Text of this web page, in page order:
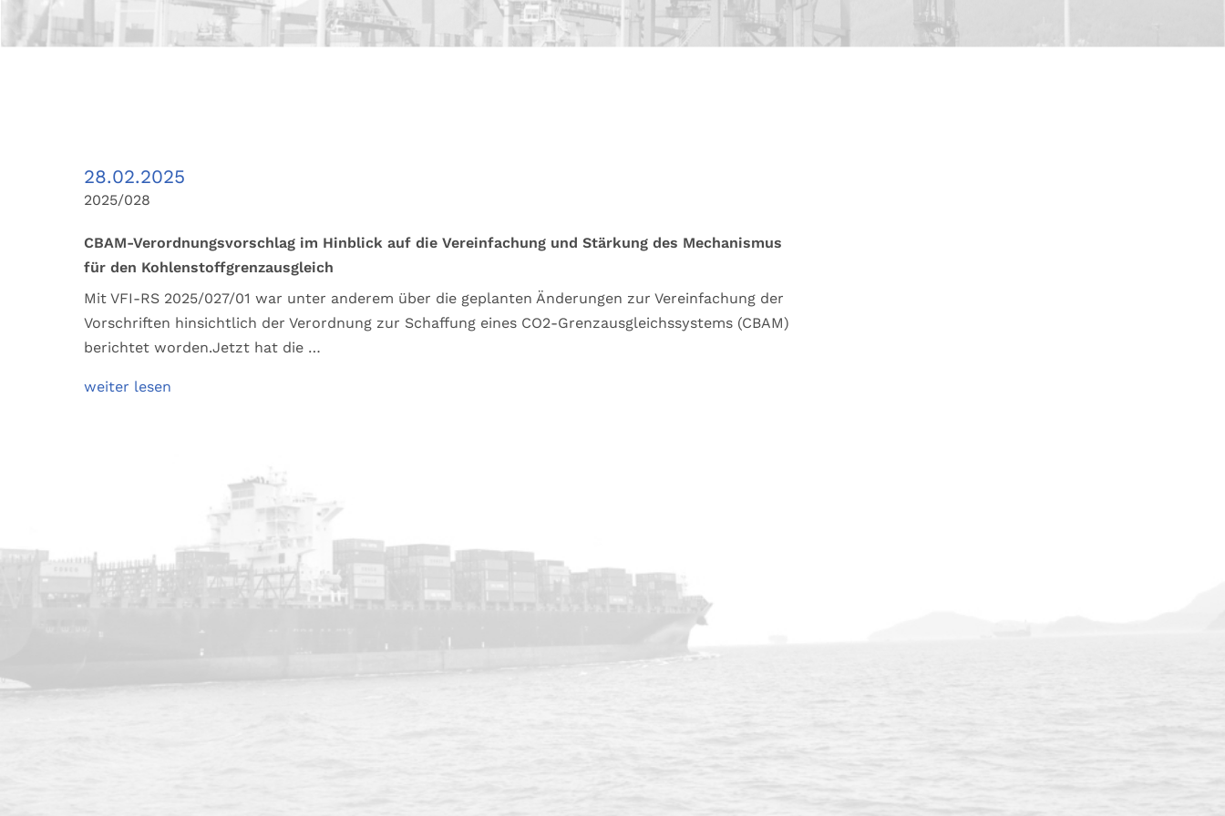
28.02.2025
2025/028
CBAM-Verordnungsvorschlag im Hinblick auf die Vereinfachung und Stärkung des Mechanismus
für den Kohlenstoffgrenzausgleich
Mit VFI-RS 2025/027/01 war unter anderem über die geplanten Änderungen zur Vereinfachung der
Vorschriften hinsichtlich der Verordnung zur Schaffung eines CO2-Grenzausgleichssystems (CBAM)
berichtet worden.Jetzt hat die …
weiter lesen